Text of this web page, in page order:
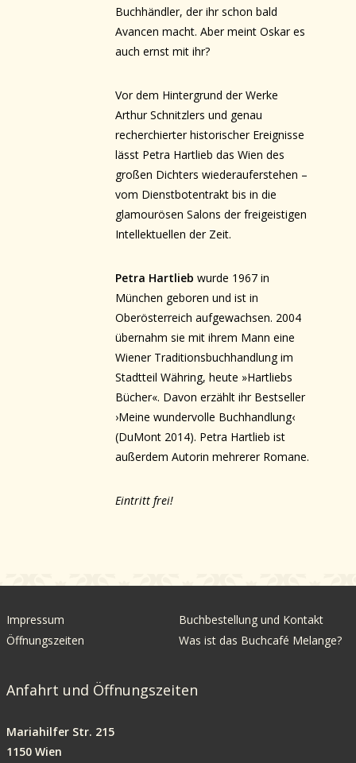
Buchhändler, der ihr schon bald
Avancen macht. Aber meint Oskar es
auch ernst mit ihr?
Vor dem Hintergrund der Werke
Arthur Schnitzlers und genau
recherchierter historischer Ereignisse
lässt Petra Hartlieb das Wien des
großen Dichters wiederauferstehen –
vom Dienstbotentrakt bis in die
glamourösen Salons der freigeistigen
Intellektuellen der Zeit.
Petra Hartlieb wurde 1967 in
München geboren und ist in
Oberösterreich aufgewachsen. 2004
übernahm sie mit ihrem Mann eine
Wiener Traditionsbuchhandlung im
Stadtteil Währing, heute »Hartliebs
Bücher«. Davon erzählt ihr Bestseller
›Meine wundervolle Buchhandlung‹
(DuMont 2014). Petra Hartlieb ist
außerdem Autorin mehrerer Romane.
Eintritt frei!
Impressum
Öffnungszeiten
Buchbestellung und Kontakt
Was ist das Buchcafé Melange?
Anfahrt und Öffnungszeiten
Mariahilfer Str. 215
1150 Wien